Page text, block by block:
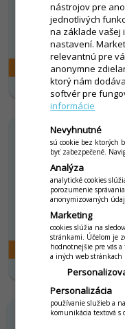
nástrojov pre
jednotlivých
na základe vašej
nastavení.
relevantnú pre
anonymne
ktorý nám
softvér pre
informácie
Nevyhnutné
sú cookie bez ktorých
byť zabezpečené.
Analýza
analytické cookies
porozumenie
anonymizovaných
Marketing
cookies slúžia na
stránkami. Účelom je
hodnotnejšie pre vás
a iných web
Personalizácia
používanie služieb a
komunikácia textová s